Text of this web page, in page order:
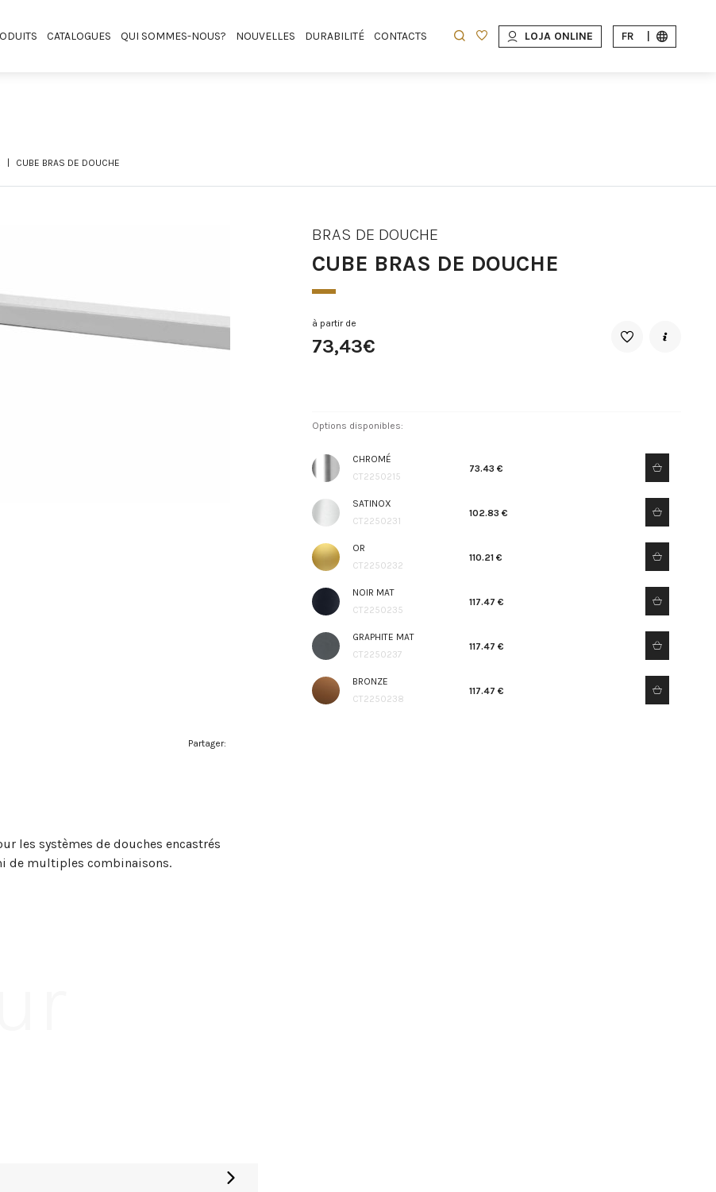
CATALOGUES QUI SOMMES-NOUS? NOUVELLES DURABILITÉ CONTACTS LOJA ONLINE FR
CUBE BRAS DE DOUCHE
BRAS DE DOUCHE
CUBE BRAS DE DOUCHE
à partir de
73,43€
Options disponibles:
CHROMÉ
CT2250215
73.43 €
SATINOX
CT2250231
102.83 €
OR
CT2250232
110.21 €
NOIR MAT
CT2250235
117.47 €
GRAPHITE MAT
CT2250237
117.47 €
BRONZE
CT2250238
117.47 €
Partager:
les systèmes de douches encastrés
de multiples combinaisons.